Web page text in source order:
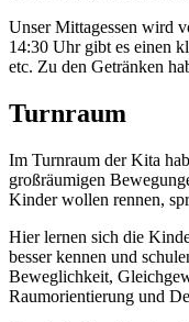
Unser Mittagessen wird
14:30 Uhr gibt es einen
etc. Zu den Getränken
Turnraum
Im Turnraum der Kita
großräumigen
Kinder wollen rennen,
Hier lernen sich die
besser kennen und
Beweglichkeit,
Raumorientierung und